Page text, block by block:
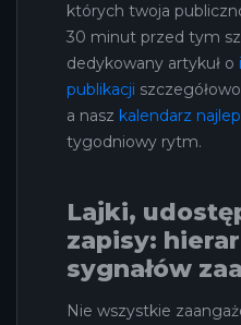
których twoja
30 minut przed tym
dedykowany artykuł o
publikacji
a nasz kalendarz
tygodniowy rytm.
Lajki,
zapisy:
sygnałów
Nie wszystkie